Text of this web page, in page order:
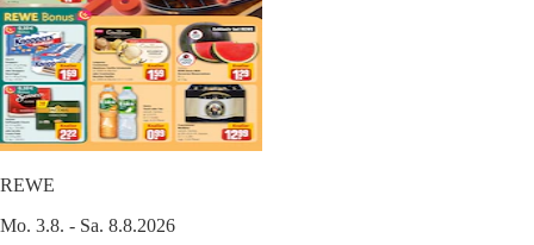
REWE
Mo. 3.8. - Sa. 8.8.2026